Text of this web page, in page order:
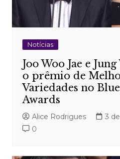
Notícias
Joo Woo Jae e
o prêmio de
Variedades no
Awards
Alice Rodrigues
3
0